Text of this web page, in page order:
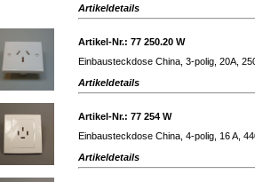
Artikeldetails
Artikel-Nr.: 77 250.20 W
Einbausteckdose China, 3-polig, 20A,
Artikeldetails
Artikel-Nr.: 77 254 W
Einbausteckdose China, 4-polig, 16 A,
Artikeldetails